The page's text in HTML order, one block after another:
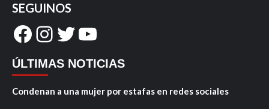
SEGUINOS
Facebook
Instagram
Twitter
YouTube
ÚLTIMAS NOTICIAS
Condenan a una mujer por estafas en redes sociales